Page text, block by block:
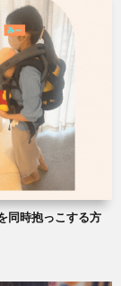
同時抱っこする方